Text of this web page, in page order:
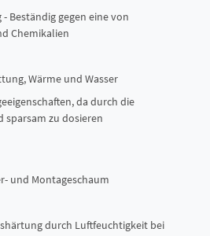
Beständig gegen eine von
Chemikalien
Wärme und Wasser
da durch die
sparsam zu dosieren
und Montageschaum
durch Luftfeuchtigkeit bei